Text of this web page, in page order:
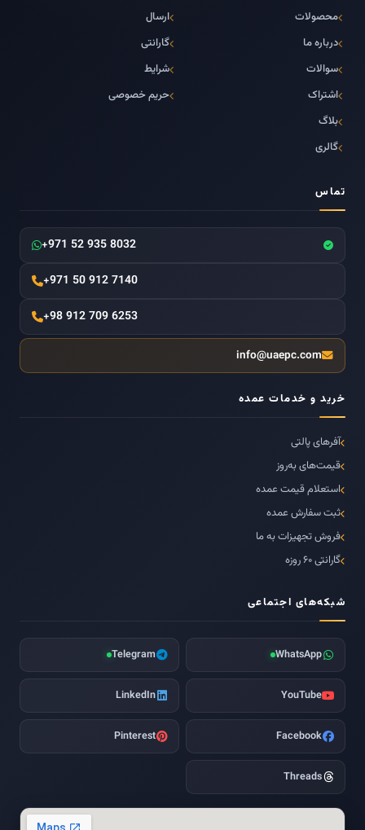
محصولات
درباره ما
سوالات
اشتراک
بلاگ
گالری
ارسال
گارانتی
شرایط
حریم خصوصی
تماس
+971 52 935 8032
+971 50 912 7140
+98 912 709 6253
info@uaepc.com
خرید و خدمات عمده
آفرهای پالتی
قیمت‌های به‌روز
استعلام قیمت عمده
ثبت سفارش عمده
فروش تجهیزات به ما
گارانتی ۶۰ روزه
شبکه‌های اجتماعی
WhatsApp
Telegram
YouTube
LinkedIn
Facebook
Pinterest
Threads